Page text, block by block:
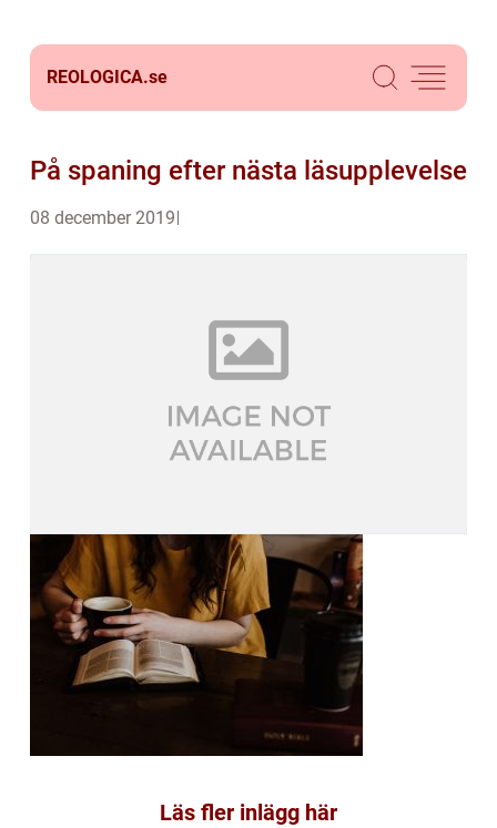
REOLOGICA.se
På spaning efter nästa läsupplevelse
08 december 2019
Läs fler inlägg här